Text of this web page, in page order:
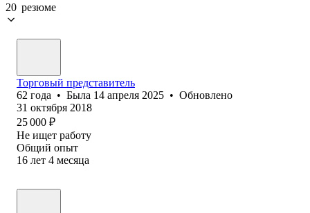
20 резюме
Торговый представитель
62 года • Была 14 апреля 2025 • Обновлено
31 октября 2018
25 000 ₽
Не ищет работу
Общий опыт
16 лет 4 месяца